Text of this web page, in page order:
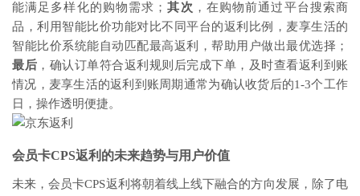
能满足多样化的购物需求； 其次 ，在购物前通过平台搜索商
品，利用智能比价功能对比不同平台的返利比例，麦享生活的
智能比价系统能自动匹配最高返利，帮助用户做出最优选择；
最后 ，确认订单符合返利规则后完成下单，及时查看返利到账
情况，麦享生活的返利到账周期通常为确认收货后的1-3个工作
日，操作透明便捷。
会员卡CPS返利的未来趋势与用户价值
未来，会员卡CPS返利将朝着线上线下融合的方向发展，除了电